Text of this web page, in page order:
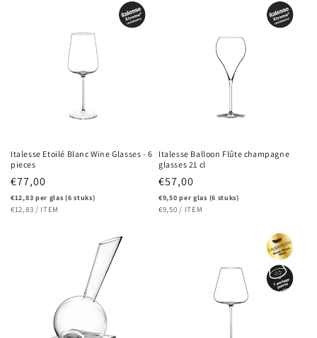
Italesse Etoilé Blanc Wine Glasses - 6
pieces
Regular
price
€77,00
€12,83 per glas (6 stuks)
UNIT
€12,83 / PER
ITEM
Italesse Balloon Flûte champagne
glasses 21 cl
Regular
price
€57,00
€9,50 per glas (6 stuks)
UNIT
€9,50 / PER
ITEM